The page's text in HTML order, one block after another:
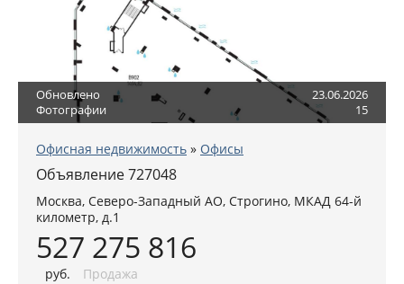
Обновлено
23.06.2026
Фотографии
15
Офисная недвижимость » Офисы
Объявление 727048
Москва, Северо-Западный АО, Строгино, МКАД 64-й
километр, д.1
527 275 816
руб. Продажа